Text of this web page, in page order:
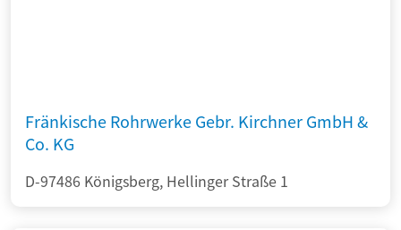
Fränkische Rohrwerke Gebr. Kirchner GmbH &
Co. KG
D-97486 Königsberg, Hellinger Straße 1